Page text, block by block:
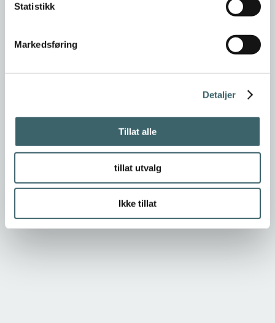
Statistikk
Markedsføring
Detaljer
Tillat alle
tillat utvalg
Ikke tillat